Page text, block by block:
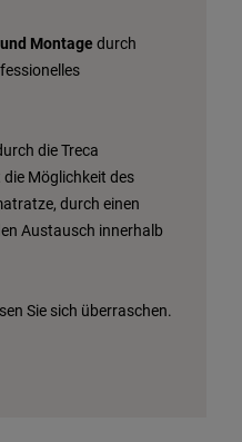
Montage durch
die Treca
Möglichkeit des
durch einen
Austausch innerhalb
Sie sich überraschen.